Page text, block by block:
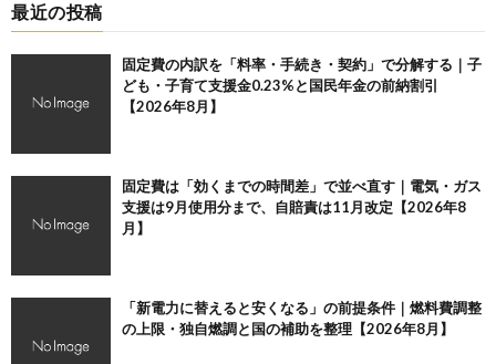
最近の投稿
固定費の内訳を「料率・手続き・契約」で分解する｜子
ども・子育て支援金0.23%と国民年金の前納割引
【2026年8月】
固定費は「効くまでの時間差」で並べ直す｜電気・ガス
支援は9月使用分まで、自賠責は11月改定【2026年8
月】
「新電力に替えると安くなる」の前提条件｜燃料費調整
の上限・独自燃調と国の補助を整理【2026年8月】